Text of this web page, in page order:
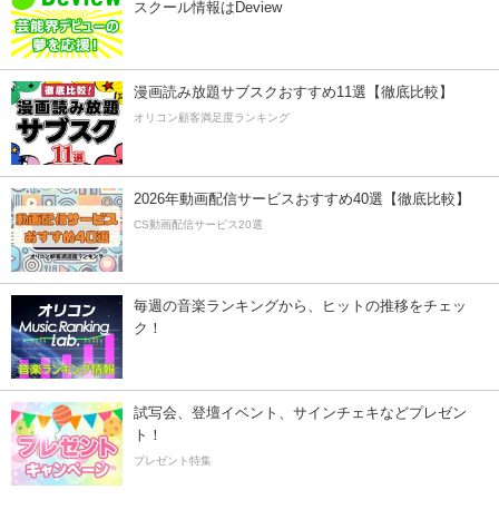
スクール情報はDeview
漫画読み放題サブスクおすすめ11選【徹底比較】
オリコン顧客満足度ランキング
2026年動画配信サービスおすすめ40選【徹底比較】
CS動画配信サービス20選
毎週の音楽ランキングから、ヒットの推移をチェッ
ク！
試写会、登壇イベント、サインチェキなどプレゼン
ト！
プレゼント特集